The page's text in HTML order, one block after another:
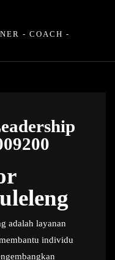
- COACH -
adalah layanan
individu